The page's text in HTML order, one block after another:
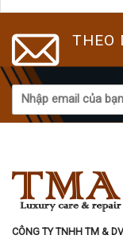
The
options
may
be
chosen
page
THEO
CÔNG TY TNHH TM &